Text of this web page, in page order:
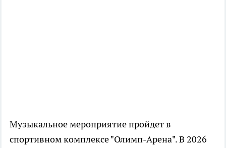
Музыкальное мероприятие пройдет в
спортивном комплексе "Олимп-Арена". В 2026